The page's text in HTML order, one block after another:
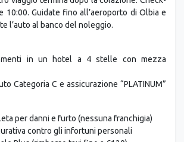
10:00. Guidate fino all’aeroporto di Olbia e
l’auto al banco del noleggio.
in un hotel a 4 stelle con mezza
Categoria C e assicurazione “PLATINUM”
contro gli infortuni personali
Plus (rimborso taxi fino a €120)